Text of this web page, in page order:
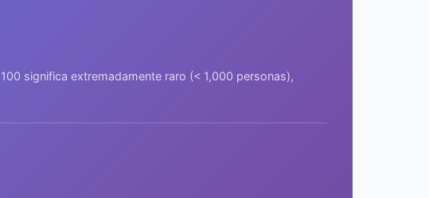
significa extremadamente raro (< 1,000 personas),